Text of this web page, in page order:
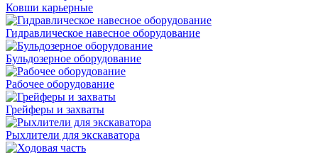
Ковши карьерные
Гидравлическое навесное оборудование
Бульдозерное оборудование
Рабочее оборудование
Грейферы и захваты
Рыхлители для экскаватора